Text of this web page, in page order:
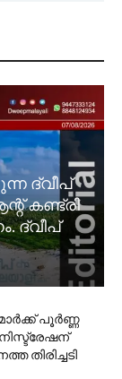
ദ്വീപ്
കണ്ട്രി
ദ്വീപ്
പൂർണ്ണ
തിരിച്ചടി